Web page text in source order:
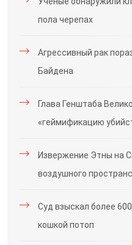
пола черепах
Агрессивный рак
Байдена
Глава Генштаба
«геймификацию
Извержение Этны на
воздушного
Суд взыскал более
кошкой потоп